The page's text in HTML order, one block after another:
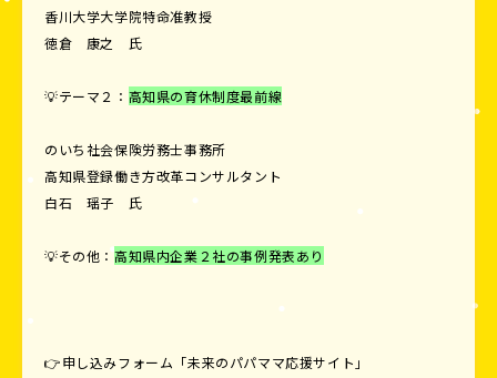
香川大学大学院特命准教授
徳倉 康之 氏
💡テーマ２： 高知県の育休制度最前線
のいち社会保険労務士事務所
高知県登録働き方改革コンサルタント
白石 瑶子 氏
💡その他：高知県内企業２社の事例発表あり
👉申し込みフォーム 「未来のパパママ応援サイト」